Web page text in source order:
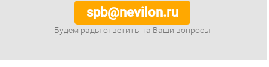
spb@nevilon.ru
Будем рады ответить на Ваши вопросы